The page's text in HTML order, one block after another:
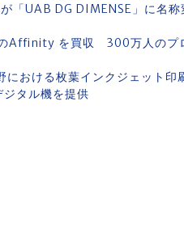
「UAB DG DIMENSE」に名
Affinity を買収 300万人の
おける枚葉インクジェット印
タル機を提供